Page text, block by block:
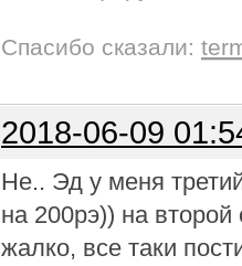
Спасибо сказали:
2018-06-09
Не.. Эд у меня
на 200рэ)) на
жалко, все таки